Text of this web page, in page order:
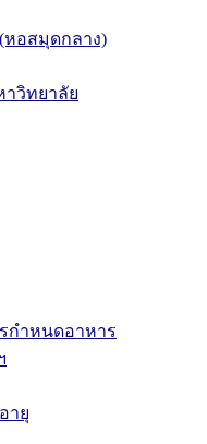
หอสมุดกลาง)
วิทยาลัย
กำหนดอาหาร
ายุ